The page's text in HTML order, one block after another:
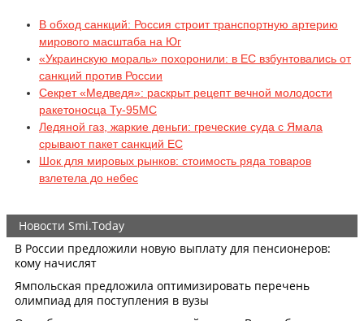
В обход санкций: Россия строит транспортную артерию
мирового масштаба на Юг
«Украинскую мораль» похоронили: в ЕС взбунтовались от
санкций против России
Секрет «Медведя»: раскрыт рецепт вечной молодости
ракетоносца Ту-95МС
Ледяной газ, жаркие деньги: греческие суда с Ямала
срывают пакет санкций ЕС
Шок для мировых рынков: стоимость ряда товаров
взлетела до небес